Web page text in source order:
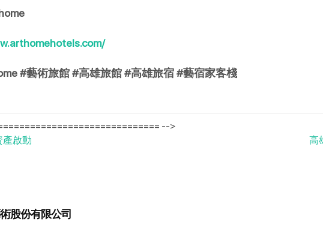
#藝術旅館 #高雄旅館 #高雄旅宿 #藝宿家客棧
-->
產啟動 高
股份有限公司